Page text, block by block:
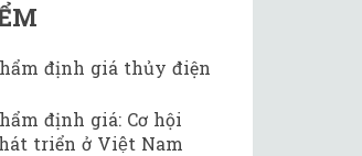
định giá thủy điện
định giá: Cơ hội
triển ở Việt Nam